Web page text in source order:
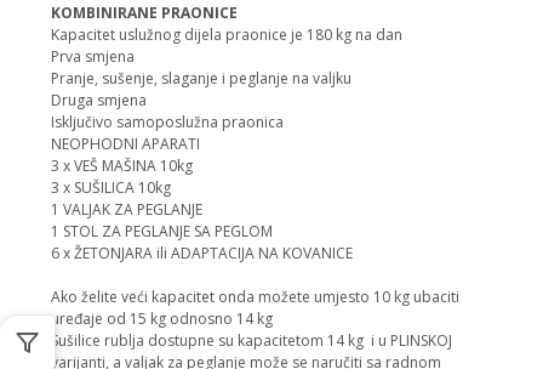
KOMBINIRANE PRAONICE
Kapacitet uslužnog dijela praonice je 180 kg na dan
Prva smjena
Pranje, sušenje, slaganje i peglanje na valjku
Druga smjena
Isključivo samoposlužna praonica
NEOPHODNI APARATI
3 x VEŠ MAŠINA 10kg
3 x SUŠILICA 10kg
1 VALJAK ZA PEGLANJE
1 STOL ZA PEGLANJE SA PEGLOM
6 x ŽETONJARA ili ADAPTACIJA NA KOVANICE
Ako želite veći kapacitet onda možete umjesto 10 kg ubaciti
uređaje od 15 kg odnosno 14 kg
Sušilice rublja dostupne su kapacitetom 14 kg i u PLINSKOJ
varijanti, a valjak za peglanje može se naručiti sa radnom